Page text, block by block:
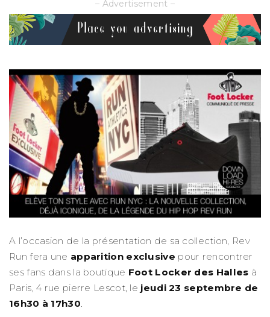
– Advertisement –
A l’occasion de la présentation de sa collection, Rev
Run fera une apparition exclusive pour rencontrer
ses fans dans la boutique Foot Locker des Halles à
Paris, 4 rue pierre Lescot, le jeudi 23 septembre de
16h30 à 17h30.